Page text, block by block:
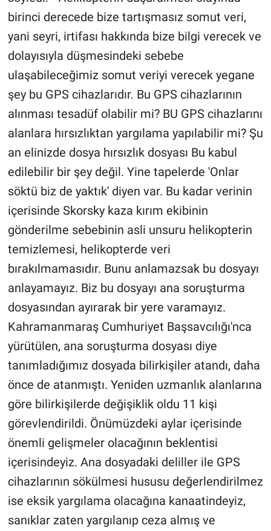
birinci derecede bize tartışmasız somut veri,
yani seyri, irtifası hakkında bize bilgi verecek ve
dolayısıyla düşmesindeki sebebe
ulaşabileceğimiz somut veriyi verecek yegane
şey bu GPS cihazlarıdır. Bu GPS cihazlarının
alınması tesadüf olabilir mi? BU GPS cihazlarını
alanlara hırsızlıktan yargılama yapılabilir mi? Şu
an elinizde dosya hırsızlık dosyası Bu kabul
edilebilir bir şey değil. Yine tapelerde 'Onlar
söktü biz de yaktık' diyen var. Bu kadar verinin
içerisinde Skorsky kaza kırım ekibinin
gönderilme sebebinin asli unsuru helikopterin
temizlemesi, helikopterde veri
bırakılmamasıdır. Bunu anlamazsak bu dosyayı
anlayamayız. Biz bu dosyayı ana soruşturma
dosyasından ayırarak bir yere varamayız.
Kahramanmaraş Cumhuriyet Başsavcılığı'nca
yürütülen, ana soruşturma dosyası diye
tanımladığımız dosyada bilirkişiler atandı, daha
önce de atanmıştı. Yeniden uzmanlık alanlarına
göre bilirkişilerde değişiklik oldu 11 kişi
görevlendirildi. Önümüzdeki aylar içerisinde
önemli gelişmeler olacağının beklentisi
içerisindeyiz. Ana dosyadaki deliller ile GPS
cihazlarının sökülmesi hususu değerlendirilmez
ise eksik yargılama olacağına kanaatindeyiz,
sanıklar zaten yargılanıp ceza almış ve